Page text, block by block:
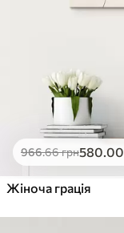
966.66грн580.00
Жіноча грація